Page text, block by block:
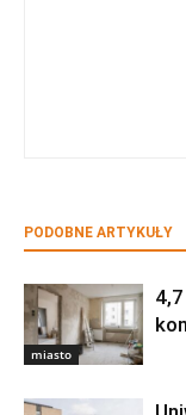
PODOBNE ARTYKUŁY
miasto